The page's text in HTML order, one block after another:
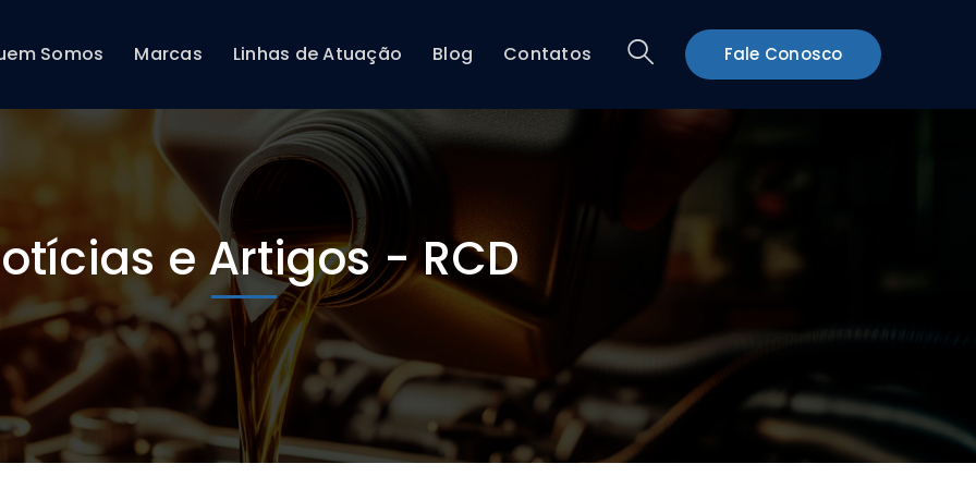
Fale Conosco
Somos Marcas Linhas de Atuação Blog Contatos
e Artigos - RCD